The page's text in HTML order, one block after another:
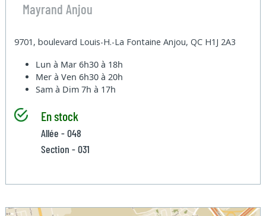
Mayrand Anjou
9701, boulevard Louis-H.-La Fontaine Anjou, QC H1J 2A3
Lun à Mar6h30 à 18h
Mer à Ven6h30 à 20h
Sam à Dim7h à 17h
En stock
Allée - 048
Section - 031